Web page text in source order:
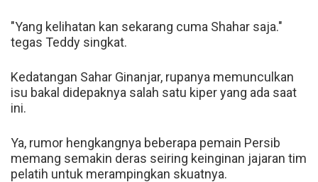
"Yang kelihatan kan sekarang cuma Shahar saja."
tegas Teddy singkat.
Kedatangan Sahar Ginanjar, rupanya memunculkan
isu bakal didepaknya salah satu kiper yang ada saat
ini.
Ya, rumor hengkangnya beberapa pemain Persib
memang semakin deras seiring keinginan jajaran tim
pelatih untuk merampingkan skuatnya.